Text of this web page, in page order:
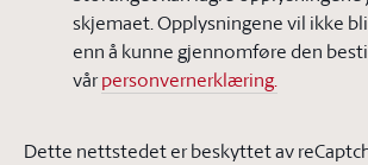
skjemaet. Opplysningene vil ikke
enn å kunne gjennomføre den
vårpersonvernerklæring.
Dette nettstedet er beskyttet av